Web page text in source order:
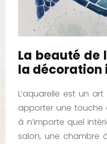
La beauté de
la décoration
L’aquarelle est un
apporter une touche
à n’importe quel
salon, une chambre